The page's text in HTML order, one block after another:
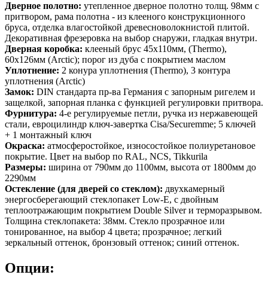
Дверное полотно: утепленное дверное полотно толщ. 98мм с
притвором, рама полотна - из клееного конструкционного
бруса, отделка влагостойкой древесноволокнистой плитой.
Декоративная фрезеровка на выбор снаружи, гладкая внутри.
Дверная коробка: клееный брус 45х110мм, (Thermo),
60х126мм (Arctic); порог из дуба с покрытием маслом
Уплотнение: 2 конура уплотнения (Thermo), 3 контура
уплотнения (Arctic)
Замок: DIN стандарта пр-ва Германия с запорным ригелем и
защелкой, запорная планка с функцией регулировки притвора.
Фурнитура: 4-е регулируемые петли, ручка из нержавеющей
стали, евроцилиндр ключ-завертка Cisa/Securemme; 5 ключей
+ 1 монтажный ключ
Окраска: атмосферостойкое, износостойкое полиуретановое
покрытие. Цвет на выбор по RAL, NCS, Tikkurila
Размеры: ширина от 790мм до 1100мм, высота от 1800мм до
2290мм
Остекление (для дверей со стеклом): двухкамерный
энергосберегающий стеклопакет Low-E, с двойным
теплоотражающим покрытием Double Silver и терморазрывом.
Толщина стеклопакета: 38мм. Стекло прозрачное или
тонированное, на выбор 4 цвета; прозрачное; легкий
зеркальный оттенок, бронзовый оттенок; синий оттенок.
Опции: